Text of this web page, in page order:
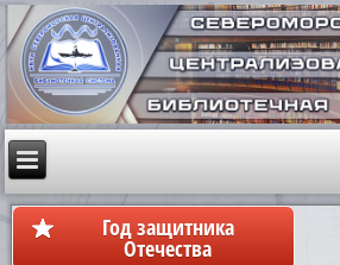
Год защитника
Отечества